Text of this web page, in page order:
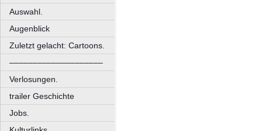
Auswahl.
Augenblick
Zuletzt gelacht: Cartoons.
––––––––––––––––––––
Verlosungen.
trailer Geschichte
Jobs.